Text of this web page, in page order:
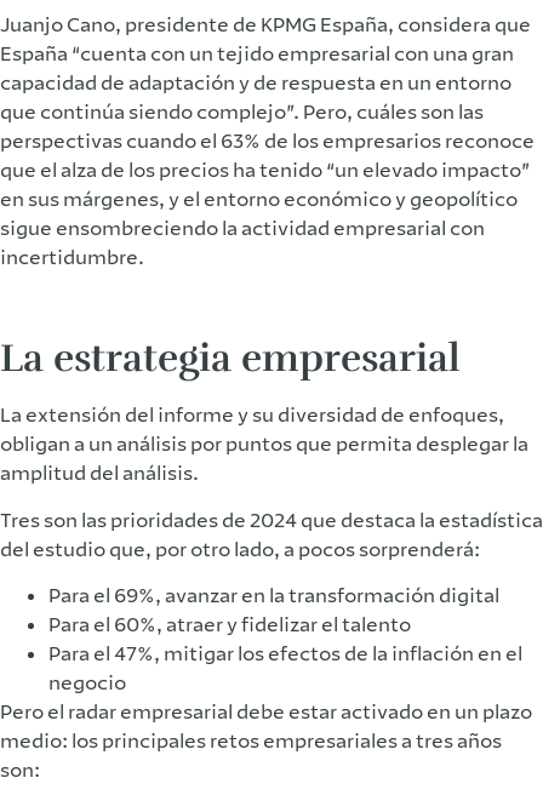
Juanjo Cano, presidente de KPMG España, considera que
España “cuenta con un tejido empresarial con una gran
capacidad de adaptación y de respuesta en un entorno
que continúa siendo complejo”. Pero, cuáles son las
perspectivas cuando el 63% de los empresarios reconoce
que el alza de los precios ha tenido “un elevado impacto”
en sus márgenes, y el entorno económico y geopolítico
sigue ensombreciendo la actividad empresarial con
incertidumbre.
La estrategia empresarial
La extensión del informe y su diversidad de enfoques,
obligan a un análisis por puntos que permita desplegar la
amplitud del análisis.
Tres son las prioridades de 2024 que destaca la estadística
del estudio que, por otro lado, a pocos sorprenderá:
Para el 69%, avanzar en la transformación digital
Para el 60%, atraer y fidelizar el talento
Para el 47%, mitigar los efectos de la inflación en el
negocio
Pero el radar empresarial debe estar activado en un plazo
medio: los principales retos empresariales a tres años
son: